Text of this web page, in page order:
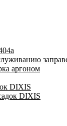
аргоном
DIXIS
DIXIS